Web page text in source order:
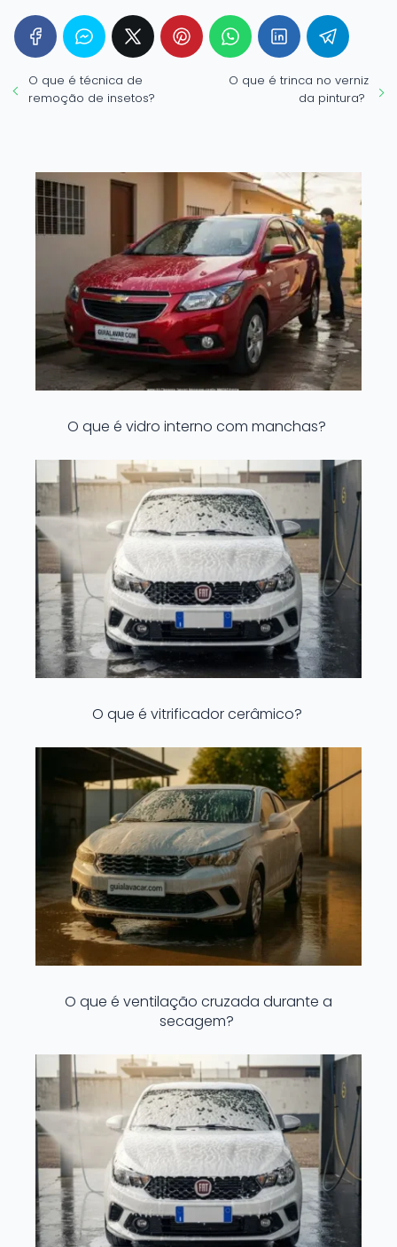
O que é técnica de
remoção de insetos?
O que é trinca no verniz
da pintura?
O que é vidro interno com manchas?
O que é vitrificador cerâmico?
O que é ventilação cruzada durante a
secagem?